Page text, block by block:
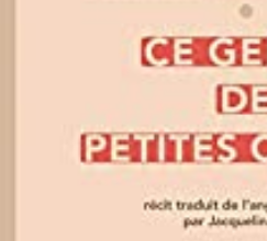
LIRE LA